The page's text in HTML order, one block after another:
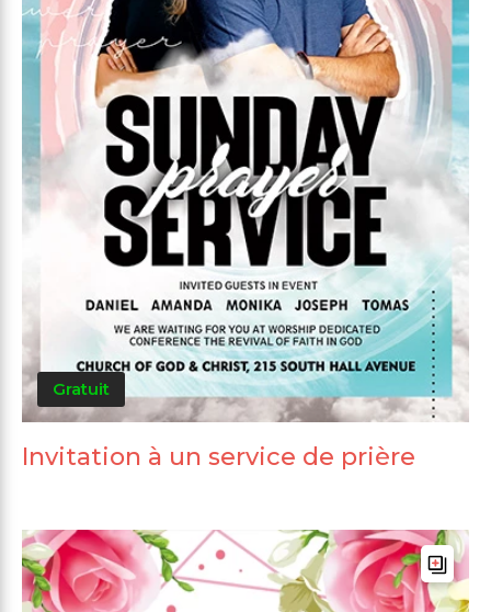
Gratuit
Invitation à un service de prière